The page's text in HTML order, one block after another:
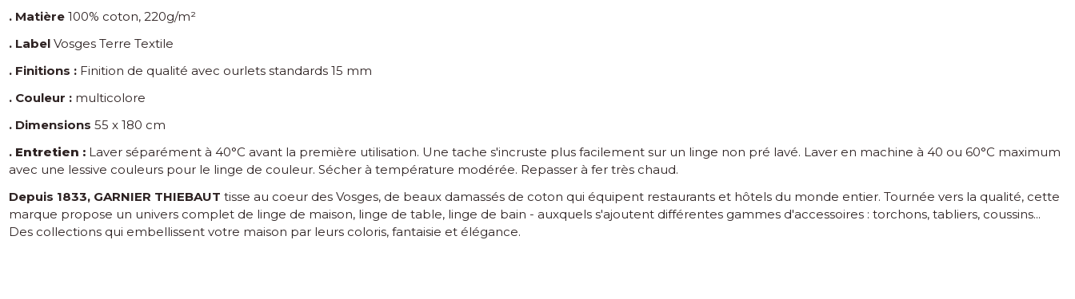
. Matière100% coton, 220g/m²
. LabelVosges Terre Textile
. Finitions : Finition de qualité avec ourlets standards 15 mm
. Couleur : multicolore
. Dimensions 55 x 180 cm
. Entretien : Laver séparément à 40°C avant la première utilisation. Une tache s'incruste plus facilement sur un linge non pré lavé. Laver en machine à 40 ou 60°C maximum
avec une lessive couleurs pour le linge de couleur. Sécher à température modérée. Repasser à fer très chaud.
Depuis 1833, GARNIER THIEBAUT tisse au coeur des Vosges, de beaux damassés de coton qui équipent restaurants et hôtels du monde entier. Tournée vers la qualité, cette
marque propose un univers complet de linge de maison, linge de table, linge de bain - auxquels s'ajoutent différentes gammes d'accessoires : torchons, tabliers, coussins...
Des collections qui embellissent votre maison par leurs coloris, fantaisie et élégance.